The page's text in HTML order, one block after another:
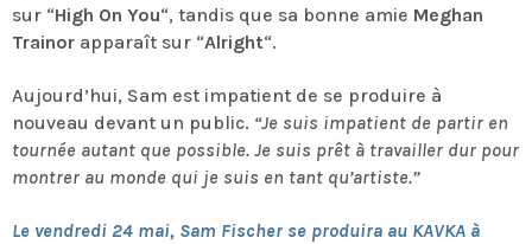
sur “High On You“, tandis que sa bonne amie Meghan
Trainor apparaît sur “Alright“.
Aujourd’hui, Sam est impatient de se produire à
nouveau devant un public. “Je suis impatient de partir en
tournée autant que possible. Je suis prêt à travailler dur pour
montrer au monde qui je suis en tant qu’artiste.”
Le vendredi 24 mai, Sam Fischer se produira au KAVKA à